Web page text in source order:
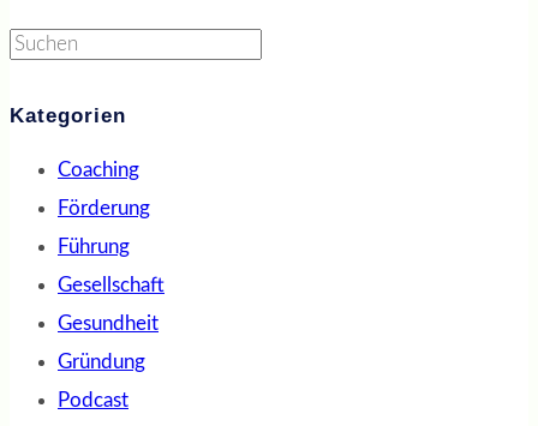
Suchen
Kategorien
Coaching
Förderung
Führung
Gesellschaft
Gesundheit
Gründung
Podcast